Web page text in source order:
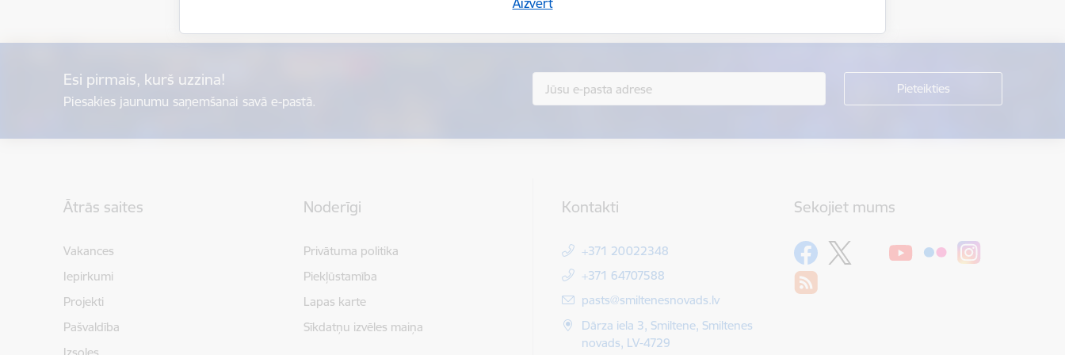
Esi pirmais, kurš uzzina!
Piesakies jaunumu saņemšanai savā e-pastā.
Ātrās saites
Vakances
Iepirkumi
Projekti
Pašvaldība
Noderīgi
Privātuma politika
Piekļūstamība
Lapas karte
Sīkdatņu izvēles maiņa
Kontakti
+371 20022348
+371 64707588
E-pasts:
pasts@smiltenesnovads.lv
Dārza iela 3, Smiltene, Smiltenes
novads, LV-4729
Sekojiet mums